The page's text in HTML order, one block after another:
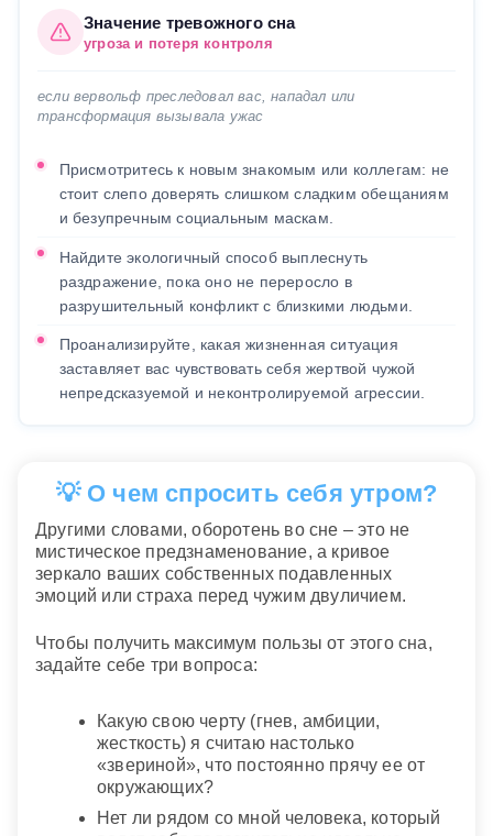
Значение тревожного сна
угроза и потеря контроля
если вервольф преследовал вас, нападал или
трансформация вызывала ужас
Присмотритесь к новым знакомым или коллегам: не
стоит слепо доверять слишком сладким обещаниям
и безупречным социальным маскам.
Найдите экологичный способ выплеснуть
раздражение, пока оно не переросло в
разрушительный конфликт с близкими людьми.
Проанализируйте, какая жизненная ситуация
заставляет вас чувствовать себя жертвой чужой
непредсказуемой и неконтролируемой агрессии.
💡 О чем спросить себя утром?
Другими словами, оборотень во сне – это не
мистическое предзнаменование, а кривое
зеркало ваших собственных подавленных
эмоций или страха перед чужим двуличием.
Чтобы получить максимум пользы от этого сна,
задайте себе три вопроса:
Какую свою черту (гнев, амбиции,
жесткость) я считаю настолько
«звериной», что постоянно прячу ее от
окружающих?
Нет ли рядом со мной человека, который